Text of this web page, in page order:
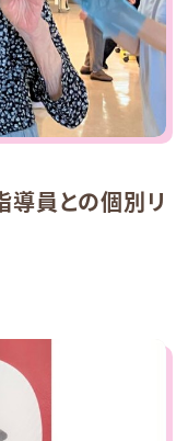
員との個別リ